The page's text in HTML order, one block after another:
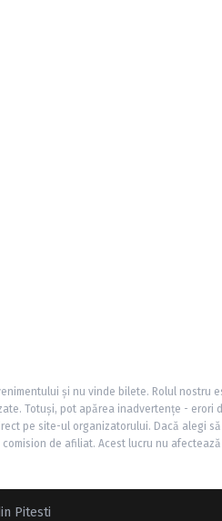
și nu vinde bilete. Rolul nostru
Totuși, pot apărea inadvertențe - erori
pe site-ul organizatorului. Dacă alegi
comision de afiliat. Acest lucru nu
Pitesti